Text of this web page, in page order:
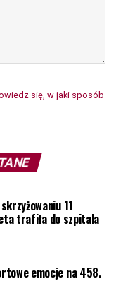
się, w jaki sposób
11
trafiła do szpitala
emocje na 458.